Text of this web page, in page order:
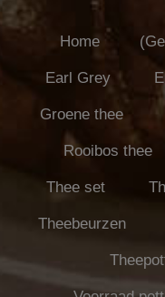
Home
Earl Grey
Groene thee
Rooibos thee
Thee set
Theebeurzen